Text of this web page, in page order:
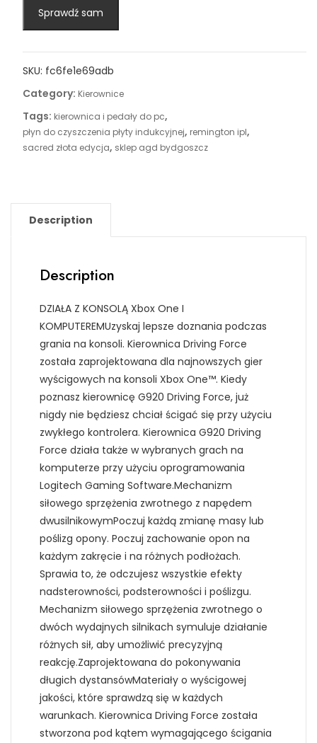
Sprawdź sam
SKU: fc6fe1e69adb
Category: Kierownice
Tags: kierownica i pedały do pc,
płyn do czyszczenia płyty indukcyjnej, remington ipl,
sacred złota edycja, sklep agd bydgoszcz
Description
Description
DZIAŁA Z KONSOLĄ Xbox One I
KOMPUTEREMUzyskaj lepsze doznania podczas
grania na konsoli. Kierownica Driving Force
została zaprojektowana dla najnowszych gier
wyścigowych na konsoli Xbox One™. Kiedy
poznasz kierownicę G920 Driving Force, już
nigdy nie będziesz chciał ścigać się przy użyciu
zwykłego kontrolera. Kierownica G920 Driving
Force działa także w wybranych grach na
komputerze przy użyciu oprogramowania
Logitech Gaming Software.Mechanizm
siłowego sprzężenia zwrotnego z napędem
dwusilnikowymPoczuj każdą zmianę masy lub
poślizg opony. Poczuj zachowanie opon na
każdym zakręcie i na różnych podłożach.
Sprawia to, że odczujesz wszystkie efekty
nadsterowności, podsterowności i poślizgu.
Mechanizm siłowego sprzężenia zwrotnego o
dwóch wydajnych silnikach symuluje działanie
różnych sił, aby umożliwić precyzyjną
reakcję.Zaprojektowana do pokonywania
długich dystansówMateriały o wyścigowej
jakości, które sprawdzą się w każdych
warunkach. Kierownica Driving Force została
stworzona pod kątem wymagającego ścigania